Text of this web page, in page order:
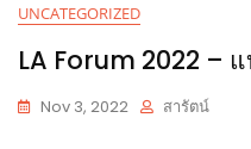
UNCATEGORIZED
LA Forum 2022 –
Nov 3, 2022 สารัตน์